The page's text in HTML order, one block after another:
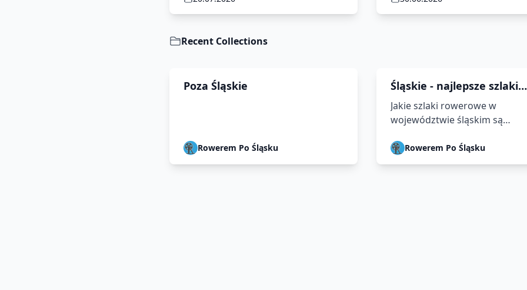
Recent Collections
Poza Śląskie
Rowerem Po Śląsku
Śląskie - najlepsze szlaki
rowerowe
Jakie szlaki rowerowe w
województwie śląskim są
odwiedzane przez
Rowerem Po Śląsku